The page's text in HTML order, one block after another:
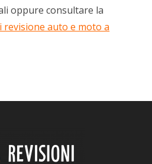
oppure consultare la
revisione auto e moto a